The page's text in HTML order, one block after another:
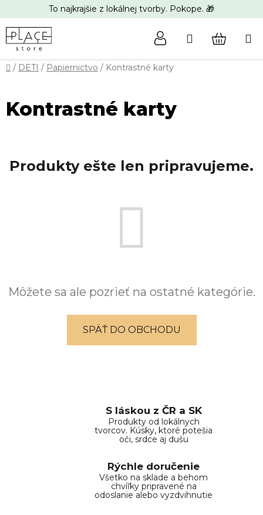
na
obsah
To najkrajšie z lokálnej tvorby. Pokope. 🎁
Hľadať
Domov
/ DETI / Papiernictvo / Kontrastné karty
Kontrastné karty
Produkty ešte len pripravujeme.
Môžete sa ale pozrieť na ostatné kategórie.
SPÄŤ DO OBCHODU
S láskou z ČR a SK
Produkty od lokálnych
tvorcov. Kúsky, ktoré potešia
oči, srdce aj dušu
Rýchle doručenie
Všetko na sklade a behom
chvíľky pripravené na
odoslanie alebo vyzdvihnutie